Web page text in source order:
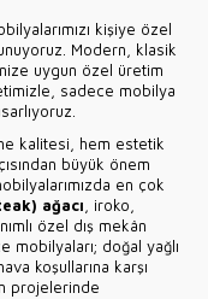
kişiye özel
Modern, klasik
uygun özel üretim
sadece mobilya
kalitesi, hem estetik
büyük önem
en çok
ağacı , iroko,
özel dış mekân
mobilyaları; doğal yağlı
koşullarına karşı
projelerinde